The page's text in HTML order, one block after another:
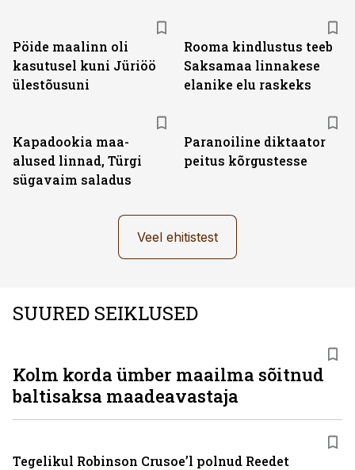
Pöide maalinn oli
kasutusel kuni Jüriöö
ülestõusuni
Rooma kindlustus teeb
Saksamaa linnakese
elanike elu raskeks
Kapadookia maa-
alused linnad, Türgi
sügavaim saladus
Paranoiline diktaator
peitus kõrgustesse
Veel ehitistest
SUURED SEIKLUSED
Kolm korda ümber maailma sõitnud
baltisaksa maadeavastaja
Tegelikul Robinson Crusoe’l polnud Reedet